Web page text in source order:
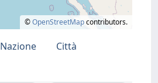
©OpenStreetMapcontributors.
Nazione
Città